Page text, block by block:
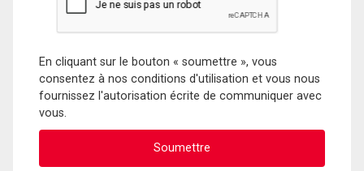
En cliquant sur le bouton « soumettre », vous
consentez à nos conditions d'utilisation et vous nous
fournissez l'autorisation écrite de communiquer avec
vous.